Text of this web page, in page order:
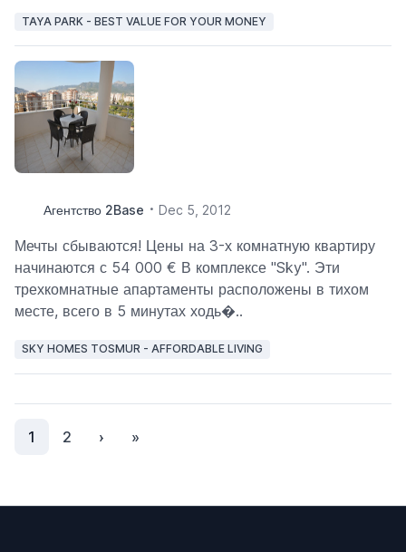
TAYA PARK - BEST VALUE FOR YOUR MONEY
Агентство 2Base Dec 5, 2012
Мечты сбываются! Цены на 3-х комнатную квартиру
начинаются с 54 000 € В комплексе "Sky". Эти
трехкомнатные апартаменты расположены в тихом
месте, всего в 5 минутах ходь�..
SKY HOMES TOSMUR - AFFORDABLE LIVING
1 2 › »